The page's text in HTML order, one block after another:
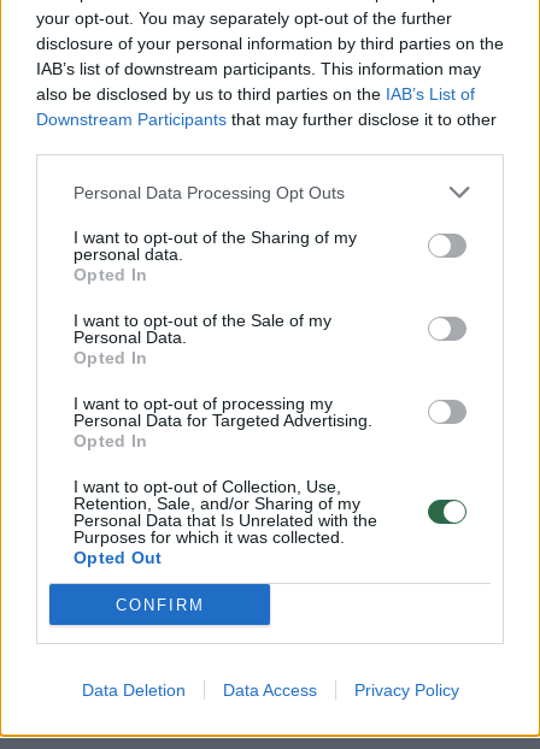
your opt-out. You may separately opt-out of the further
disclosure of your personal information by third parties on the
IAB’s list of downstream participants. This information may
also be disclosed by us to third parties on the IAB’s List of
Downstream Participants that may further disclose it to other
Personal Data Processing Opt Outs
I want to opt-out of the Sharing of my
personal data.
Opted In
I want to opt-out of the Sale of my
Personal Data.
Opted In
I want to opt-out of processing my
Personal Data for Targeted Advertising.
Opted In
I want to opt-out of Collection, Use,
Retention, Sale, and/or Sharing of my
Personal Data that Is Unrelated with the
Purposes for which it was collected.
Opted Out
CONFIRM
Data Deletion Data Access Privacy Policy
Žinios
00:01:28
Perkant džiovintas datules būtina atkreipti dėmesį į
vieną detalę: tai žino ne visi
Žinios | Gyvenimo būdas
00:00:59
Sveikos mitybos specialistė paaiškino, kiek kasdien
galima suvartoti cukraus
Jei vartojate per daug cukraus, jums trūksta vieno
dalyko: pokyčiai garantuoti
Medus – ne visada sveika: paaiškino, kada jis gali tapti
organizmo priešu
Gyvenimo būdas
00:27:05
Vaida Kurpienė atskleidė visą tiesą apie cukrų: kiek ir ką